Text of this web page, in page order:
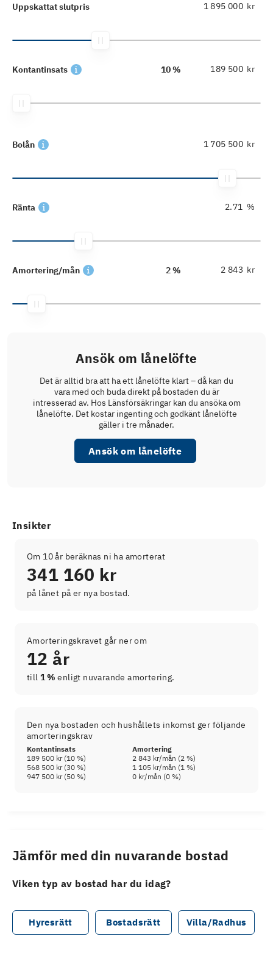
Uppskattat slutpris kr
Kontantinsats 10 % kr
Bolån kr
Ränta %
Amortering/mån 2 % kr
Ansök om lånelöfte
Det är alltid bra att ha ett lånelöfte klart – då kan du
vara med och buda direkt på bostaden du är
intresserad av. Hos Länsförsäkringar kan du ansöka om
lånelöfte. Det kostar ingenting och godkänt lånelöfte
gäller i tre månader.
Ansök om lånelöfte
Insikter
Om 10 år beräknas ni ha amorterat
341 160 kr
på lånet på er nya bostad.
Amorteringskravet går ner om
12 år
till 1 % enligt nuvarande amortering.
Den nya bostaden och hushållets inkomst ger följande
amorteringskrav
Kontantinsats
Amortering
189 500 kr(10 %) 2 843 kr/mån (2 %)
568 500 kr(30 %) 1 105 kr/mån (1 %)
947 500 kr(50 %) 0 kr/mån (0 %)
Jämför med din nuvarande bostad
Viken typ av bostad har du idag?
Hyresrätt Bostadsrätt Villa/Radhus